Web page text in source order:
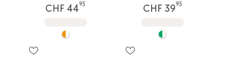
CHF 4495 CHF 3995